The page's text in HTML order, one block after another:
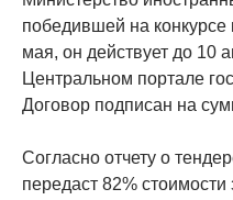
победившей на
мая, он действует до 10
Центральном портале
Договор подписан на
Согласно отчету о
передаст 82%